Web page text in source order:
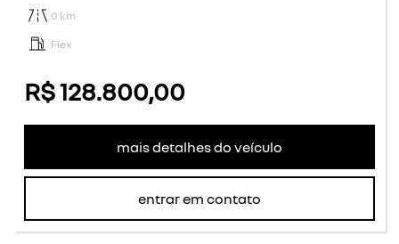
0 km
Flex
R$ 128.800,00
mais detalhes do veículo
entrar em contato